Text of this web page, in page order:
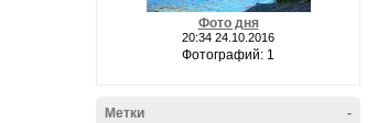
Фото дня
20:34 24.10.2016
Фотографий: 1
-
Метки